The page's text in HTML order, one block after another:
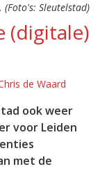
(Foto's: Sleutelstad)
(digitale)
de Waard
ook weer
voor Leiden
met de